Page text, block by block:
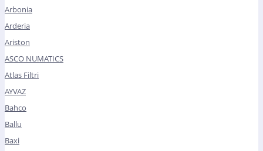
Arbonia
Arderia
Ariston
ASCO NUMATICS
Atlas Filtri
AYVAZ
Bahco
Ballu
Baxi